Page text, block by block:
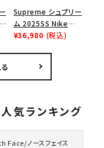
Supreme シュプリー
ム 2025SS Nike
Leather Shoulder
¥36,980 (税込)
気ランキング
Face/ノースフェイス